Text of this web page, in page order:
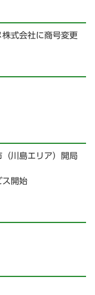
式会社に商号変更
川島エリア）開局
ス開始